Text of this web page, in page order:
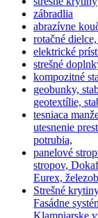
zábradlia
abrazívne
rotačné
elektrické
strešné
kompozitné
geobunky,
geotextílie,
tesniaca
utesnenie
potrubia,
panelové
stropov,
Eurex,
Strešné
Fasádne
Klampiarske